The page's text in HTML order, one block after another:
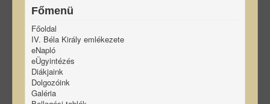
Főmenü
Főoldal
IV. Béla Király emlékezete
eNapló
eÜgyintézés
Diákjaink
Dolgozóink
Galéria